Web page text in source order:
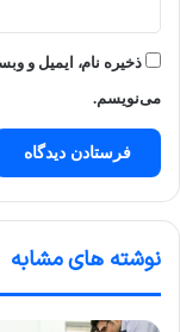
ذخیره نام، ایمیل و
می‌نویسم.
نوشته های مشابه